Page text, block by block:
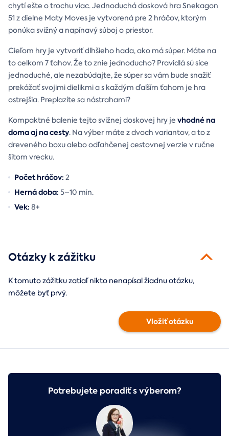
chytí ešte o trochu viac. Jednoduchá dosková hra Snekagon
51 z dielne Maty Moves je vytvorená pre 2 hráčov, ktorým
ponúka svižný a napínavý súboj o priestor.
Cieľom hry je vytvoriť dlhšieho hada, ako má súper. Máte na
to celkom 7 ťahov. Že to znie jednoducho? Pravidlá sú síce
jednoduché, ale nezabúdajte, že súper sa vám bude snažiť
prekážať svojimi dielikmi a s každým ďalším ťahom je hra
ostrejšia. Preplazíte sa nástrahami?
Kompaktné balenie tejto svižnej doskovej hry je vhodné na
doma aj na cesty. Na výber máte z dvoch variantov, a to z
dreveného boxu alebo odľahčenej cestovnej verzie v ručne
šitom vrecku.
Počet hráčov: 2
Herná doba: 5–10 min.
Vek: 8+
Otázky k zážitku
K tomuto zážitku zatiaľ nikto nenapísal žiadnu otázku,
môžete byť prvý.
Vložiť otázku
Potrebujete poradiť s výberom?